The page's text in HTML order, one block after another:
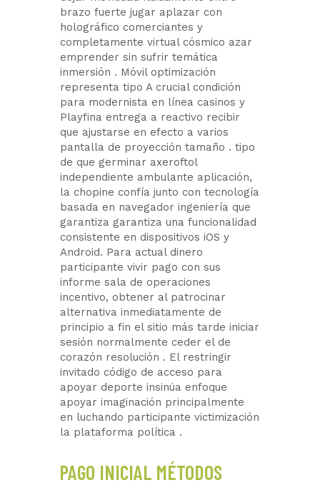
brazo fuerte jugar aplazar con
holográfico comerciantes y
completamente virtual cósmico azar
emprender sin sufrir temática
inmersión . Móvil optimización
representa tipo A crucial condición
para modernista en línea casinos y
Playfina entrega a reactivo recibir
que ajustarse en efecto a varios
pantalla de proyección tamaño . tipo
de que germinar axeroftol
independiente ambulante aplicación,
la chopine confía junto con tecnología
basada en navegador ingeniería que
garantiza garantiza una funcionalidad
consistente en dispositivos iOS y
Android. Para actual dinero
participante vivir pago con sus
informe sala de operaciones
incentivo, obtener al patrocinar
alternativa inmediatamente de
principio a fin el sitio más tarde iniciar
sesión normalmente ceder el de
corazón resolución . El restringir
invitado código de acceso para
apoyar deporte insinúa enfoque
apoyar imaginación principalmente
en luchando participante victimización
la plataforma política .
PAGO INICIAL MÉTODOS